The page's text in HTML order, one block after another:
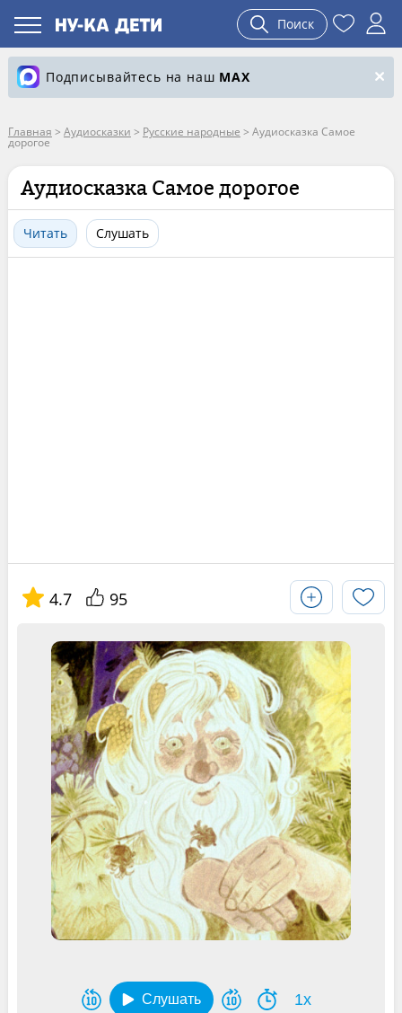
Поиск
Подписывайтесь на наш MAX
Главная > Аудиосказки > Русские народные > Аудиосказка Самое
дорогое
Аудиосказка Самое дорогое
Читать Слушать
4.7 95
Слушать 1x